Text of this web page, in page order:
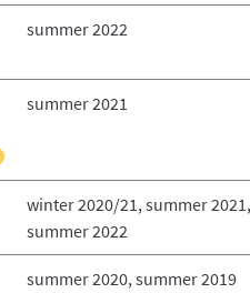
summer 2022
summer 2021
winter 2020/21, summer 2021,
summer 2022
summer 2020, summer 2019